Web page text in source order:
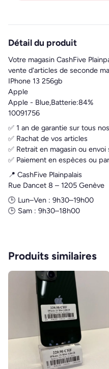
Détail du produit
Votre magasin CashFive
vente d'articles de seconde
IPhone 13 256gb
Apple
Apple - Blue,Batterie:84%
10091756
✅ 1 an de garantie sur tous
✅ Rachat de vos articles
✅ Retrait en magasin ou
✅ Paiement en espèces ou
📍 CashFive Plainpalais
Rue Dancet 8 – 1205 Genève
🕒 Lun–Ven : 9h30–19h00
🕒 Sam : 9h30–18h00
Produits similaires